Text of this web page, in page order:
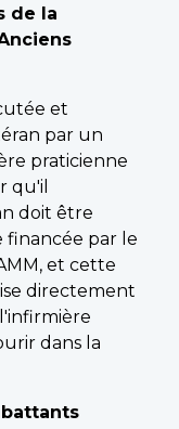
de la
et
par un
praticienne
qu'il
doit être
financée par le
et cette
directement
dans la